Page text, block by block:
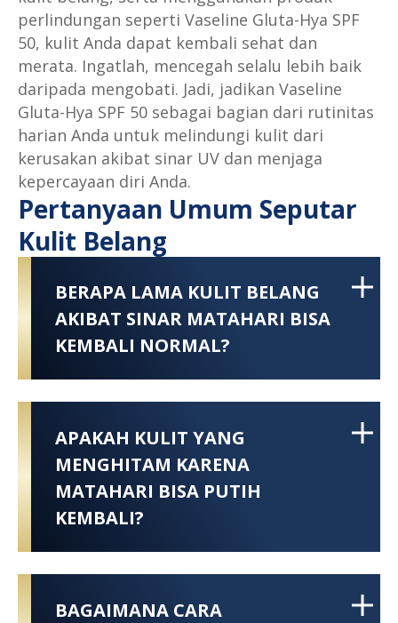
perlindungan seperti Vaseline Gluta-Hya SPF
50, kulit Anda dapat kembali sehat dan
merata. Ingatlah, mencegah selalu lebih baik
daripada mengobati. Jadi, jadikan Vaseline
Gluta-Hya SPF 50 sebagai bagian dari rutinitas
harian Anda untuk melindungi kulit dari
kerusakan akibat sinar UV dan menjaga
kepercayaan diri Anda.
Pertanyaan Umum Seputar
Kulit Belang
BERAPA LAMA KULIT BELANG
AKIBAT SINAR MATAHARI BISA
KEMBALI NORMAL?
APAKAH KULIT YANG
MENGHITAM KARENA
MATAHARI BISA PUTIH
KEMBALI?
BAGAIMANA CARA